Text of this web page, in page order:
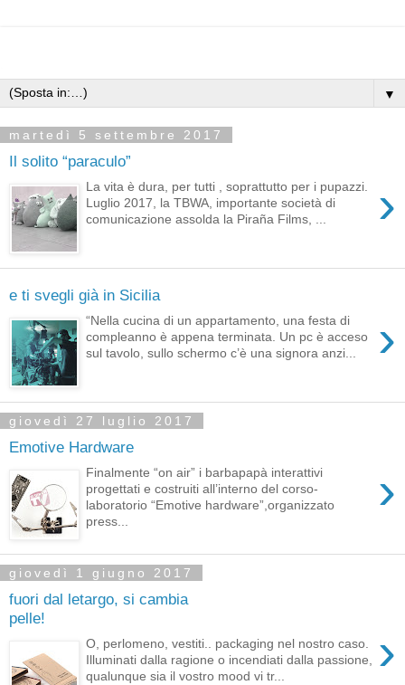
▼
martedì 5 settembre 2017
Il solito “paraculo”
›
La vita è dura, per tutti , soprattutto per i pupazzi.
Luglio 2017, la TBWA, importante società di
comunicazione assolda la Piraña Films, ...
e ti svegli già in Sicilia
›
“Nella cucina di un appartamento, una festa di
compleanno è appena terminata. Un pc è acceso
sul tavolo, sullo schermo c’è una signora anzi...
giovedì 27 luglio 2017
Emotive Hardware
›
Finalmente “on air” i barbapapà interattivi
progettati e costruiti all’interno del corso-
laboratorio “Emotive hardware”,organizzato
press...
giovedì 1 giugno 2017
fuori dal letargo, si cambia
pelle!
›
O, perlomeno, vestiti.. packaging nel nostro caso.
Illuminati dalla ragione o incendiati dalla passione,
qualunque sia il vostro mood vi tr...